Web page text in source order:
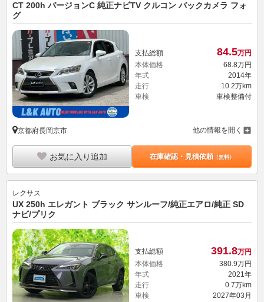
CT 200h バージョンC 純正ナビTV クルコン バックカメラ フォ
グ
支払総額 84.5万円
本体価格
68.8万円
年式
2014年
走行
10.2万km
車検
車検整備付
京都府長岡京市 他の情報を開く
お気に入り追加 在庫確認・見積依頼（無料）
レクサス
UX 250h エレガント ブラック サンルーフ/純正エアロ/純正 SD
ナビ/プリク
支払総額 391.8万円
本体価格
380. 9万円
年式
2021年
走行
0.7万km
車検
2027年03月